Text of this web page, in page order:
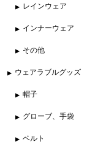
レインウェア
インナーウェア
その他
ウェアラブルグッズ
帽子
グローブ、手袋
ベルト